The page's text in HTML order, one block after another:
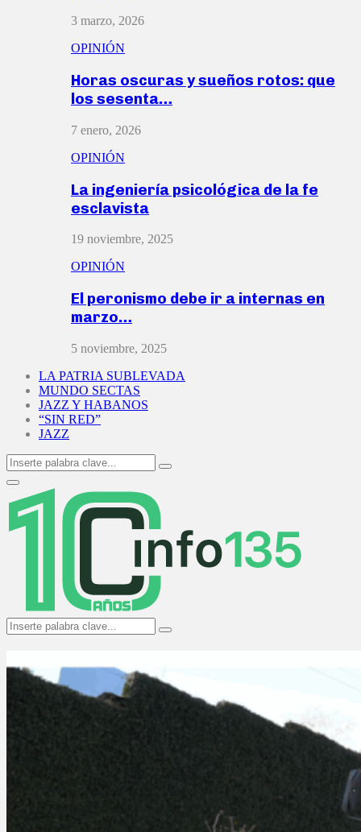
3 marzo, 2026
OPINIÓN
Horas oscuras y sueños rotos: que
los sesenta…
7 enero, 2026
OPINIÓN
La ingeniería psicológica de la fe
esclavista
19 noviembre, 2025
OPINIÓN
El peronismo debe ir a internas en
marzo…
5 noviembre, 2025
LA PATRIA SUBLEVADA
MUNDO SECTAS
JAZZ Y HABANOS
“SIN RED”
JAZZ
Search
for:
Search
Primary
Menu
Search
for:
Search